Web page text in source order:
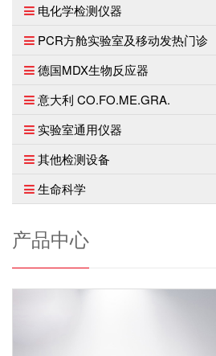
电化学检测仪器
PCR方舱实验室及移动发热门诊
德国MDX生物反应器
意大利 CO.FO.ME.GRA.
实验室通用仪器
其他检测设备
生命科学
产品中心